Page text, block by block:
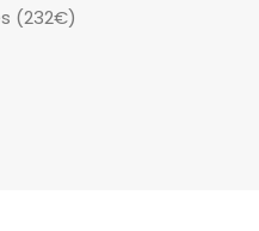
(232€)